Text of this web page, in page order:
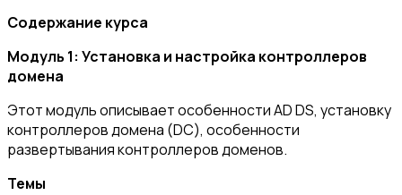
Содержание курса
Модуль 1: Установка и настройка контроллеров
домена
Этот модуль описывает особенности AD DS, установку
контроллеров домена (DC), особенности
развертывания контроллеров доменов.
Темы